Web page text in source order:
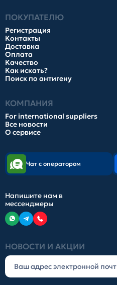
ПОКУПАТЕЛЮ
Регистрация
Контакты
Доставка
Оплата
Качество
Как искать?
Поиск по антигену
КОМПАНИЯ
For international suppliers
Все новости
О сервисе
НОВОСТИ И АКЦИИ
Чат с оператором
Напишите нам в
мессенджеры